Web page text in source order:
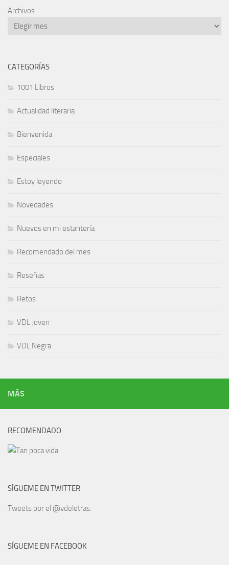
Archivos
CATEGORÍAS
1001 Libros
Actualidad literaria
Bienvenida
Especiales
Estoy leyendo
Novedades
Nuevos en mi estantería
Recomendado del mes
Reseñas
Retos
VDL Joven
VDL Negra
MÁS
RECOMENDADO
SÍGUEME EN TWITTER
Tweets por el @vdeletras.
SÍGUEME EN FACEBOOK